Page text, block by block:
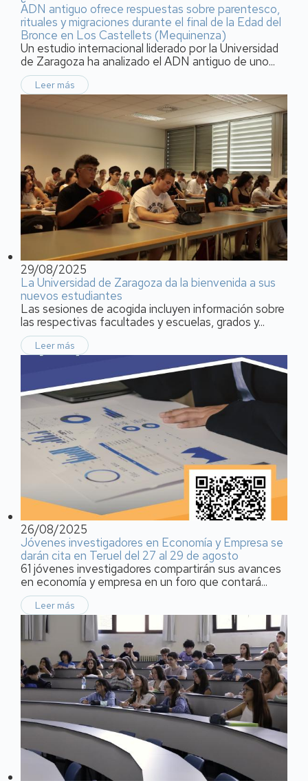
ADN antiguo ofrece respuestas sobre parentesco,
rituales y migraciones durante el final de la Edad del
Bronce en Los Castellets (Mequinenza)
Un estudio internacional liderado por la Universidad
de Zaragoza ha analizado el ADN antiguo de uno...
Leer más
29/08/2025
La Universidad de Zaragoza da la bienvenida a sus
nuevos estudiantes
Las sesiones de acogida incluyen información sobre
las respectivas facultades y escuelas, grados y...
Leer más
26/08/2025
Jóvenes investigadores en Economía y Empresa se
darán cita en Teruel del 27 al 29 de agosto
61 jóvenes investigadores compartirán sus avances
en economía y empresa en un foro que contará...
Leer más